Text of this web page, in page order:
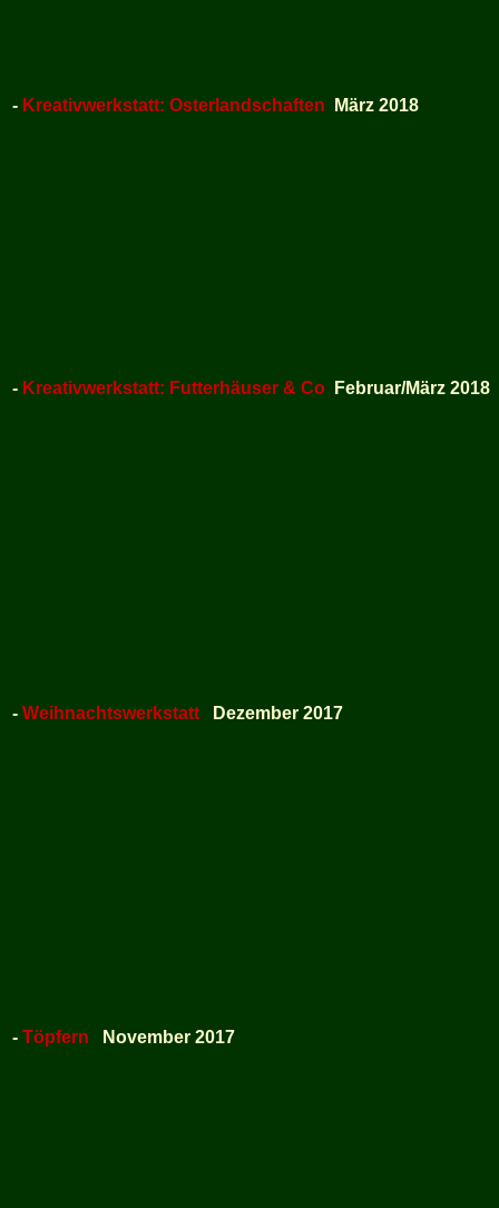
- Kreativwerkstatt: Osterlandschaften März 2018
- Kreativwerkstatt: Futterhäuser & Co Februar/März 2018
- Weihnachtswerkstatt Dezember 2017
- Töpfern November 2017